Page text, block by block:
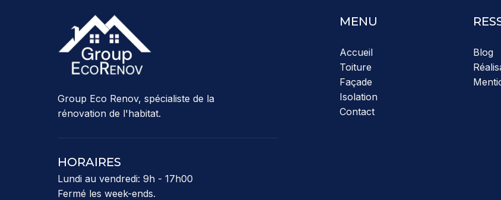
Group Eco Renov, spécialiste de la
rénovation de l'habitat.
HORAIRES
Lundi au vendredi: 9h - 17h00
Fermé les week-ends.
MENU
Accueil
Toiture
Façade
Isolation
Contact
Blog